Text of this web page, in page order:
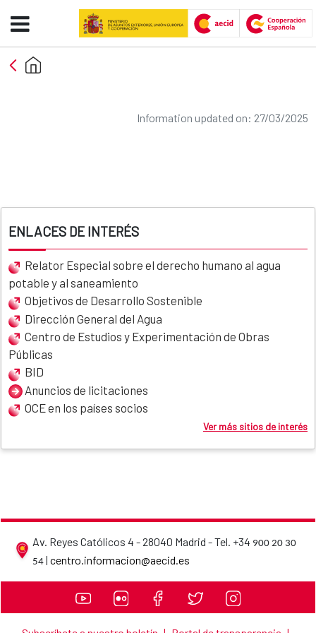
Skip to Main Content
Información sobre licitaciones -
Information updated on: 27/03/2025
ENLACES DE INTERÉS
Relator Especial sobre el derecho humano al agua
potable y al saneamiento
Objetivos de Desarrollo Sostenible
Dirección General del Agua
Centro de Estudios y Experimentación de Obras
Públicas
BID
Anuncios de licitaciones
OCE en los países socios
Ver más sitios de interés
Av. Reyes Católicos 4 - 28040 Madrid - Tel. +34 900 20 30
54 | centro.informacion@aecid.esAECID contact details